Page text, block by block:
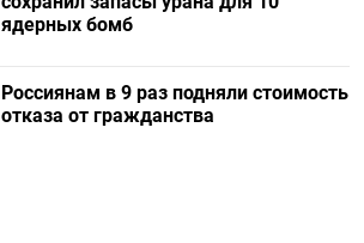
ядерных бомб
Россиянам в 9 раз подняли стоимость
отказа от гражданства